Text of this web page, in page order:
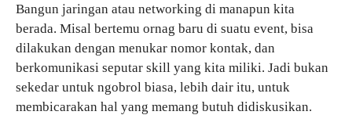
Bangun jaringan atau networking di manapun kita
berada. Misal bertemu ornag baru di suatu event, bisa
dilakukan dengan menukar nomor kontak, dan
berkomunikasi seputar skill yang kita miliki. Jadi bukan
sekedar untuk ngobrol biasa, lebih dair itu, untuk
membicarakan hal yang memang butuh didiskusikan.